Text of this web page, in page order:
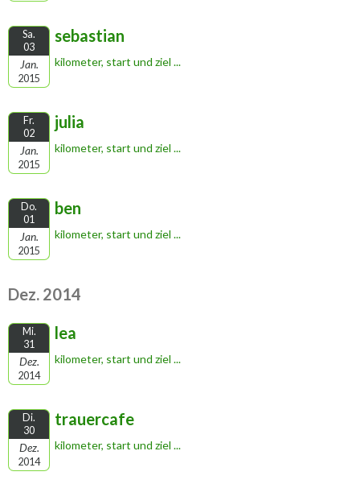
Sa.
03
Jan.
2015
sebastian
kilometer, start und ziel ...
Fr.
02
Jan.
2015
julia
kilometer, start und ziel ...
Do.
01
Jan.
2015
ben
kilometer, start und ziel ...
Dez. 2014
Mi.
31
Dez.
2014
lea
kilometer, start und ziel ...
Di.
30
Dez.
2014
trauercafe
kilometer, start und ziel ...